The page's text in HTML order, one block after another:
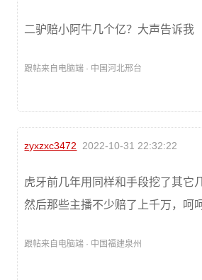
二驴赔小阿牛几个亿？大声告诉我
跟帖来自电脑端 · 中国河北邢台
zyxzxc3472 2022-10-31 22:32:22
虎牙前几年用同样和手段挖了其它
然后那些主播不少赔了上千万，呵
跟帖来自电脑端 · 中国福建泉州